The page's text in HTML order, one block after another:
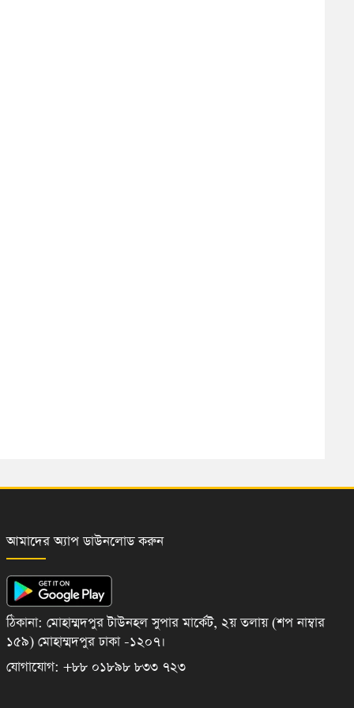
আমাদের অ্যাপ ডাউনলোড করুন
ঠিকানা: মোহাম্মদপুর টাউনহল সুপার মার্কেট, ২য় তলায় (শপ নাম্বার
১৫৯) মোহাম্মদপুর ঢাকা -১২০৭।
যোগাযোগ: +৮৮ ০১৮৯৮ ৮৩৩ ৭২৩